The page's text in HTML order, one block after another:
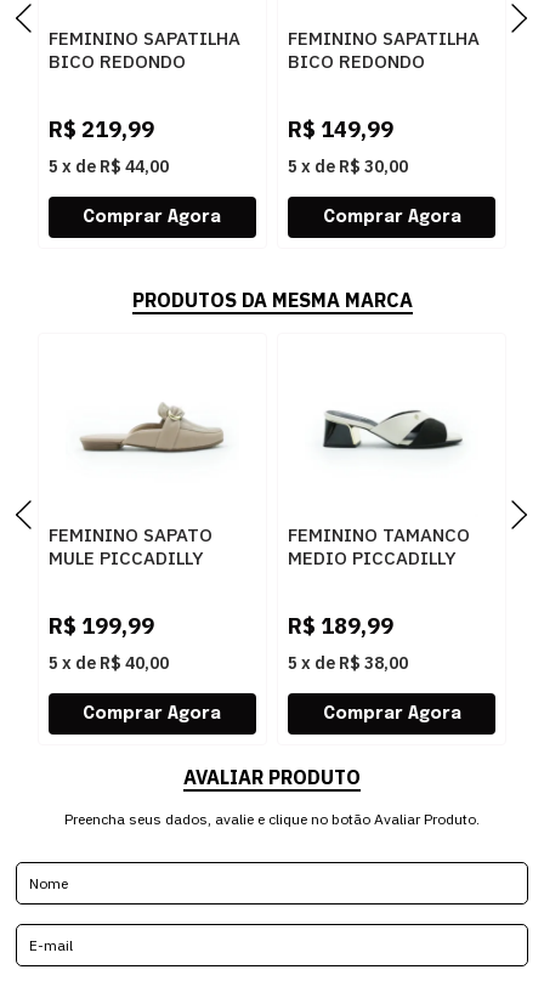
FEMININO SAPATILHA
BICO REDONDO
R$ 219,99
5 x de R$ 44,00
FEMININO SAPATILHA
BICO REDONDO
R$ 149,99
5 x de R$ 30,00
PRODUTOS DA MESMA MARCA
FEMININO SAPATO
MULE PICCADILLY
R$ 199,99
5 x de R$ 40,00
FEMININO TAMANCO
MEDIO PICCADILLY
R$ 189,99
5 x de R$ 38,00
AVALIAR PRODUTO
Preencha seus dados, avalie e clique no botão Avaliar Produto.